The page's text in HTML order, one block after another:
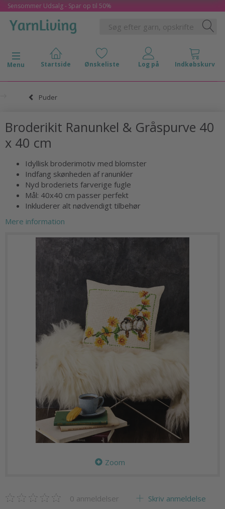
Sensommer Udsalg - Spar op til 50%
Skifte navigation
Menu
Puder
Broderikit Ranunkel & Gråspurve 40
x 40 cm
Idyllisk broderimotiv med blomster
Indfang skønheden af ranunkler
Nyd broderiets farverige fugle
Mål: 40x40 cm passer perfekt
Inkluderer alt nødvendigt tilbehør
Mere information
Zoom
0 anmeldelser Skriv anmeldelse